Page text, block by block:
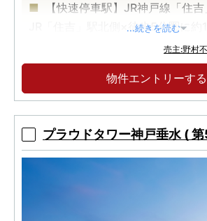
【快速停車駅】JR神戸線「住吉
JR「住吉」駅北側×徒歩5分圏に約
南向き中心、72㎡台～117㎡台
の全35邸プライベートレジデンス
～（100万円単位）
...続きを読む
売主:野村
物件エントリーする
プラウドタワー神戸垂水 (